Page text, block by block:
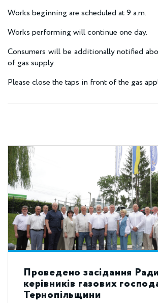
Works beginning are scheduled at 9 a.m.
Works performing will continue one day.
Consumers will be additionally notified
of gas supply.
Please close the taps in front of the gas
Проведено засідання
керівників газових
Тернопільщини